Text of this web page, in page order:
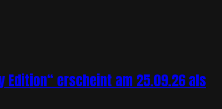
Edition“ erscheint am 25.09.26 als